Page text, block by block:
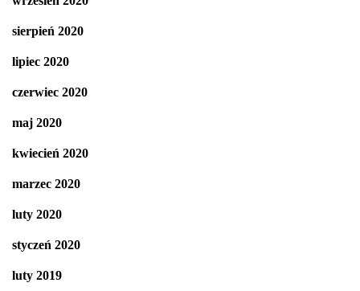
sierpień 2020
lipiec 2020
czerwiec 2020
maj 2020
kwiecień 2020
marzec 2020
luty 2020
styczeń 2020
luty 2019